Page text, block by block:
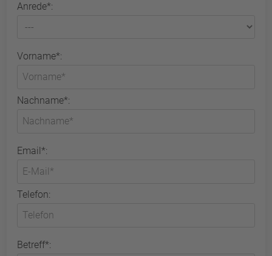
Anrede*:
Vorname*:
Nachname*:
Email*:
Telefon:
Betreff*: